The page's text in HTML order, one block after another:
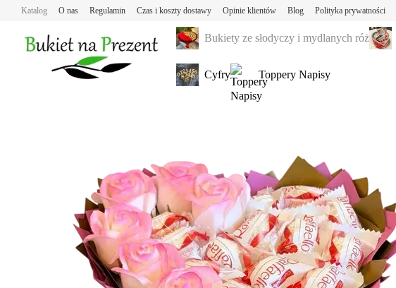
Przejdź do głównej treści
Katalog O nas Regulamin Czas i koszty dostawy Opinie klientów Blog Polityka prywatności
Bukiety ze słodyczy i mydlanych róż
Cyfry Toppery Napisy